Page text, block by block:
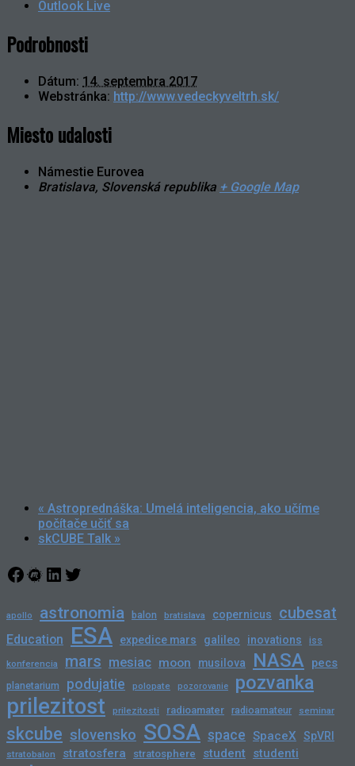
Outlook Live
Podrobnosti
Dátum: 14. septembra 2017
Webstránka: http://www.vedeckyveltrh.sk/
Miesto udalosti
Námestie Eurovea
Bratislava, Slovenská republika + Google Map
« Astroprednáška: Umelá inteligencia, ako učíme
počítače učiť sa
skCUBE Talk »
Facebook
Meetup
LinkedIn
Twitter
apollo astronomia balon bratislava copernicus cubesat
Education ESA expedice mars galileo inovations iss
konferencia mars mesiac moon musilova NASA pecs
planetarium podujatie polopate pozorovanie pozvanka
prilezitost prilezitosti radioamater radioamateur seminar
skcube slovensko SOSA space SpaceX SpVRI
stratobalon stratosfera stratosphere student studenti